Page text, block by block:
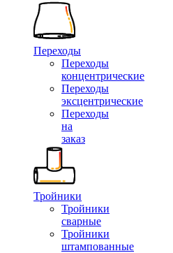
Переходы
Переходы
концентрические
Переходы
эксцентрические
Переходы
на
заказ
Тройники
Тройники
сварные
Тройники
штампованные